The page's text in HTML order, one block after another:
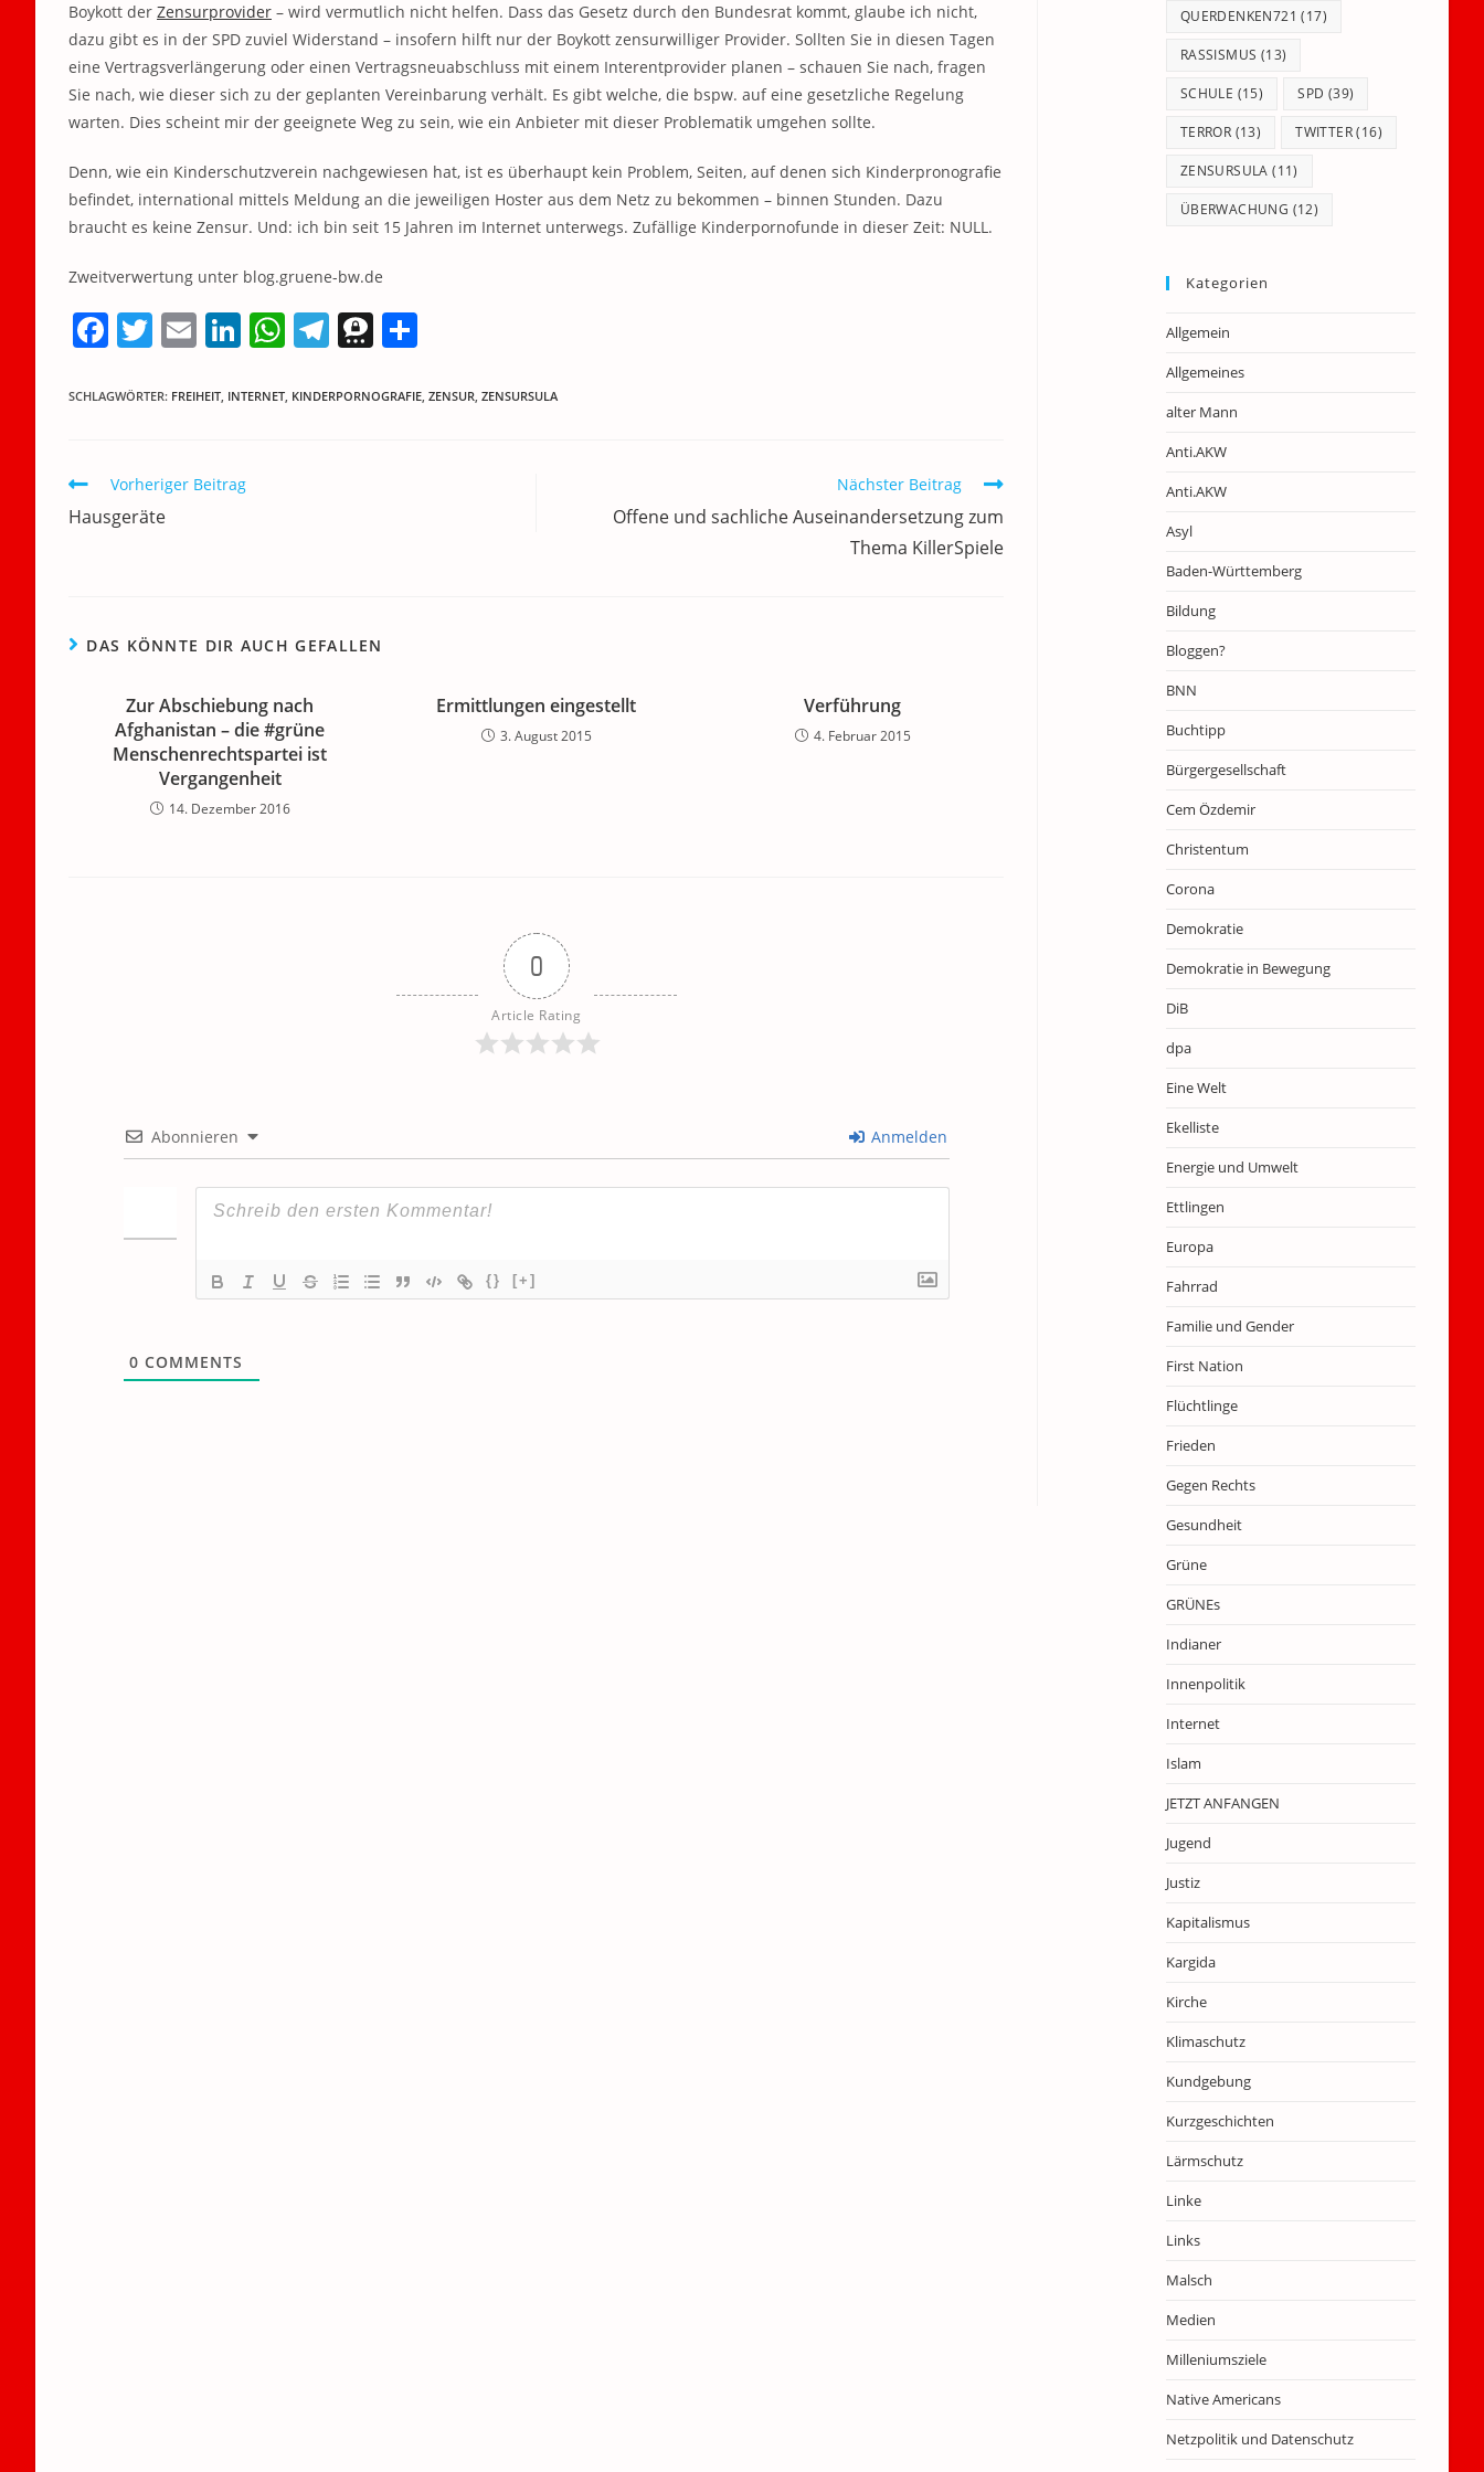
Boykott der Zensurprovider – wird vermutlich nicht helfen. Dass das Gesetz durch den Bundesrat kommt, glaube ich nicht,
dazu gibt es in der SPD zuviel Widerstand – insofern hilft nur der Boykott zensurwilliger Provider. Sollten Sie in diesen Tagen
eine Vertragsverlängerung oder einen Vertragsneuabschluss mit einem Interentprovider planen – schauen Sie nach, fragen
Sie nach, wie dieser sich zu der geplanten Vereinbarung verhält. Es gibt welche, die bspw. auf eine gesetzliche Regelung
warten. Dies scheint mir der geeignete Weg zu sein, wie ein Anbieter mit dieser Problematik umgehen sollte.
Denn, wie ein Kinderschutzverein nachgewiesen hat, ist es überhaupt kein Problem, Seiten, auf denen sich Kinderpronografie
befindet, international mittels Meldung an die jeweiligen Hoster aus dem Netz zu bekommen – binnen Stunden. Dazu
braucht es keine Zensur. Und: ich bin seit 15 Jahren im Internet unterwegs. Zufällige Kinderpornofunde in dieser Zeit: NULL.
Zweitverwertung unter blog.gruene-bw.de
F
c
b
o
o
T
itt
E
ai
Li
k
dI
n
W
at
T
e
T
re le
SCHLAGWÖRTER: FREIHEIT, INTERNET, KINDERPORNOGRAFIE, ZENSUR, ZENSURSULA
Weitere
ansehen
Vorheriger Beitrag
Hausgeräte
Nächster Beitrag
Offene und sachliche Auseinandersetzung zum
Thema KillerSpiele
DAS KÖNNTE DIR AUCH GEFALLEN
Zur Abschiebung nach
Afghanistan – die #grüne
Menschenrechtspartei ist
Vergangenheit
14. Dezember 2016
Ermittlungen eingestellt
3. August 2015
Verführung
4. Februar 2015
0
Article Rating
Abonnieren Anmelden
{} [+]
0 COMMENTS
QUERDENKEN721 (17)
RASSISMUS (13)
SCHULE (15) SPD (39)
TERROR (13) TWITTER(16)
ZENSURSULA (11)
ÜBERWACHUNG (12)
Kategorien
Allgemein
Allgemeines
alter Mann
Anti.AKW
Anti.AKW
Asyl
Baden-Württemberg
Bildung
Bloggen?
BNN
Buchtipp
Bürgergesellschaft
Cem Özdemir
Christentum
Corona
Demokratie
Demokratie in Bewegung
DiB
dpa
Eine Welt
Ekelliste
Energie und Umwelt
Ettlingen
Europa
Fahrrad
Familie und Gender
First Nation
Flüchtlinge
Frieden
Gegen Rechts
Gesundheit
Grüne
GRÜNEs
Indianer
Innenpolitik
Internet
Islam
JETZT ANFANGEN
Jugend
Justiz
Kapitalismus
Kargida
Kirche
Klimaschutz
Kundgebung
Kurzgeschichten
Lärmschutz
Linke
Links
Malsch
Medien
Milleniumsziele
Native Americans
Netzpolitik und Datenschutz